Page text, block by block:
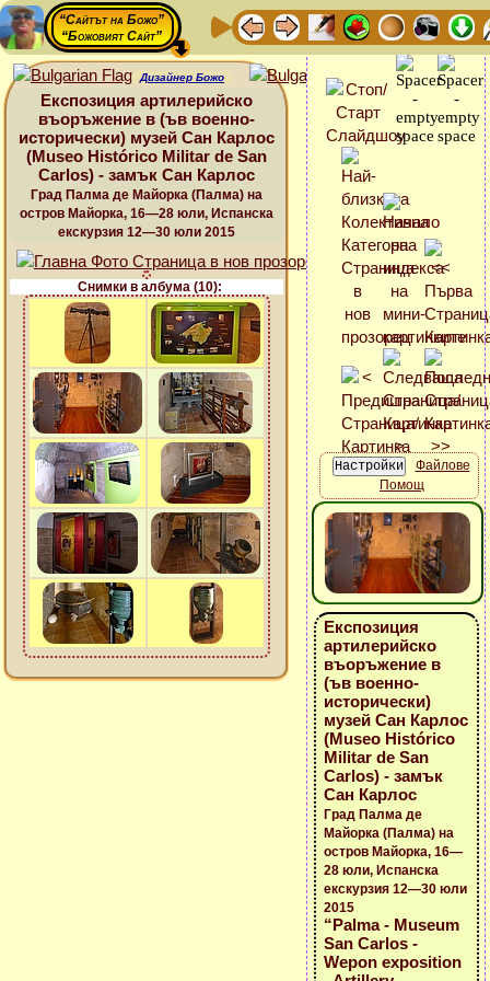
“Сайтът на Божо”
“Божовият Сайт”
Дизайнер Божо
Експозиция артилерийско
въоръжение в (ъв военно-
исторически) музей Сан Карлос
(Museo Histórico Militar de San
Carlos) - замък Сан Карлос
Град Палма де Майорка (Палма) на
остров Майорка, 16—28 юли, Испанска
екскурзия 12—30 юли 2015
Снимки в албума (10):
Файлове
Помощ
Експозиция
артилерийско
въоръжение в
(ъв военно-
исторически)
музей Сан Карлос
(Museo Histórico
Militar de San
Carlos) - замък
Сан Карлос
Град Палма де
Майорка (Палма) на
остров Майорка, 16—
28 юли, Испанска
екскурзия 12—30 юли
2015
“Palma - Museum
San Carlos -
Wepon exposition